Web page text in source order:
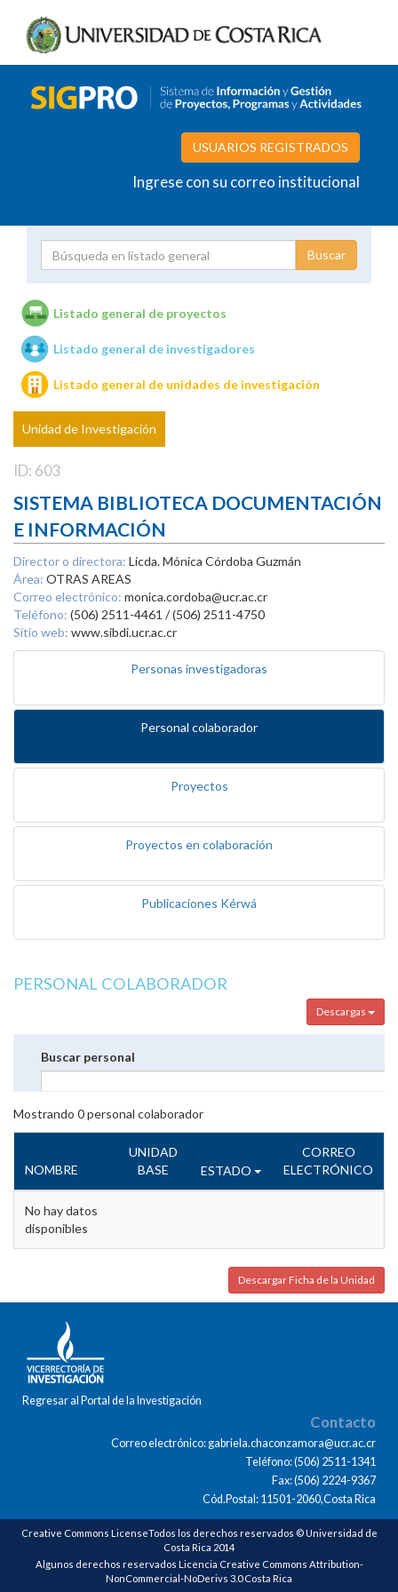
USUARIOS REGISTRADOS
Ingrese con su correo institucional
Unidades de investigación
Listado general de proyectos
Listado general de investigadores
Listado general de unidades de investigación
Unidad de Investigación
ID: 603
SISTEMA BIBLIOTECA DOCUMENTACIÓN
E INFORMACIÓN
Director o directora: Licda. Mónica Córdoba Guzmán
Área: OTRAS AREAS
Correo electrónico: monica.cordoba@ucr.ac.cr
Teléfono: (506) 2511-4461 / (506) 2511-4750
Sitio web: www.sibdi.ucr.ac.cr
Personas investigadoras
Personal colaborador
Proyectos
Proyectos en colaboración
Publicaciones Kérwá
PERSONAL COLABORADOR
Descargas
Buscar personal
Mostrando 0personal colaborador
NOMBRE
UNIDAD
BASE
ESTADO
CORREO
ELECTRÓNICO
No hay datos
disponibles
Descargar Ficha de la Unidad
Regresar al Portal de la Investigación
Contacto
Correo electrónico: gabriela.chaconzamora@ucr.ac.cr
Teléfono: (506) 2511-1341
Fax: (506) 2224-9367
Cód.Postal: 11501-2060,Costa Rica
Creative Commons LicenseTodos los derechos reservados © Universidad de
Costa Rica 2014
Algunos derechos reservados Licencia Creative Commons Attribution-
NonCommercial-NoDerivs 3.0 Costa Rica